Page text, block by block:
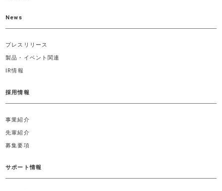
News
プレスリリース
製品・イベント関連
IR情報
採用情報
事業紹介
先輩紹介
募集要項
サポート情報